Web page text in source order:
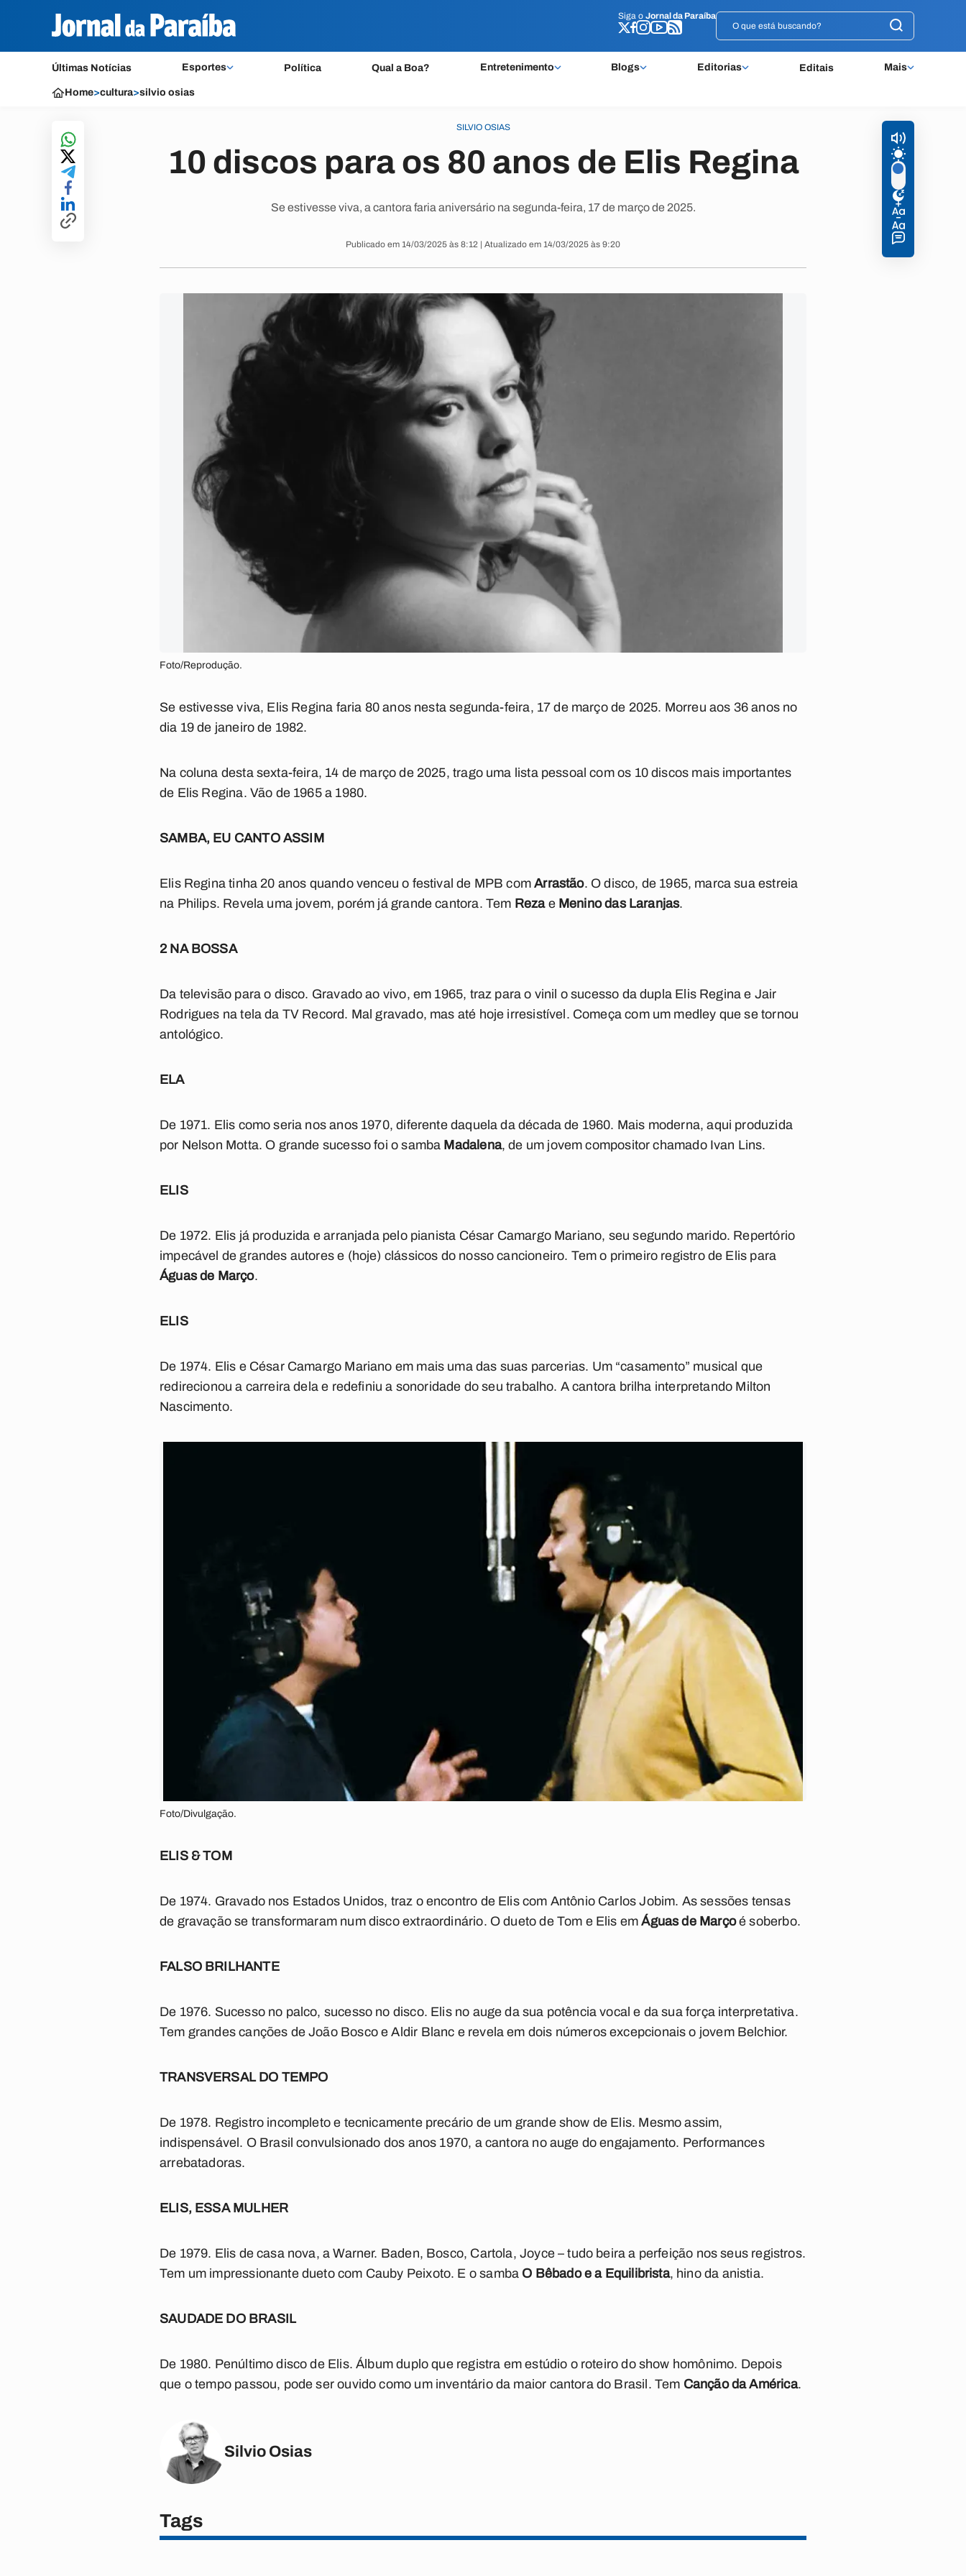
Siga o Jornal da Paraíba
Últimas Notícias Esportes Política Qual a Boa? Entretenimento Blogs Editorias Editais Mais
Siga o Jornal da Paraíba
Home>cultura>silvio osias
SILVIO OSIAS
10 discos para os 80 anos de Elis Regina
Se estivesse viva, a cantora faria aniversário na segunda-feira, 17 de março de 2025.
Publicado em 14/03/2025 às 8:12 | Atualizado em 14/03/2025 às 9:20
Foto/Reprodução.
Se estivesse viva, Elis Regina faria 80 anos nesta segunda-feira, 17 de março de 2025. Morreu aos 36 anos no
dia 19 de janeiro de 1982.
Na coluna desta sexta-feira, 14 de março de 2025, trago uma lista pessoal com os 10 discos mais importantes
de Elis Regina. Vão de 1965 a 1980.
SAMBA, EU CANTO ASSIM
Elis Regina tinha 20 anos quando venceu o festival de MPB comArrastão. O disco, de 1965, marca sua estreia
na Philips. Revela uma jovem, porém já grande cantora. Tem Rezae Menino das Laranjas.
2 NA BOSSA
Da televisão para o disco. Gravado ao vivo, em 1965, traz para o vinil o sucesso da dupla Elis Regina e Jair
Rodrigues na tela da TV Record. Mal gravado, mas até hoje irresistível. Começa com um medley que se tornou
antológico.
ELA
De 1971. Elis como seria nos anos 1970, diferente daquela da década de 1960. Mais moderna, aqui produzida
por Nelson Motta. O grande sucesso foi o samba Madalena, de um jovem compositor chamado Ivan Lins.
ELIS
De 1972. Elis já produzida e arranjada pelo pianista César Camargo Mariano, seu segundo marido. Repertório
impecável de grandes autores e (hoje) clássicos do nosso cancioneiro. Tem o primeiro registro de Elis para
Águas de Março.
ELIS
De 1974. Elis e César Camargo Mariano em mais uma das suas parcerias. Um “casamento” musical que
redirecionou a carreira dela e redefiniu a sonoridade do seu trabalho. A cantora brilha interpretando Milton
Nascimento.
Foto/Divulgação.
ELIS & TOM
De 1974. Gravado nos Estados Unidos, traz o encontro de Elis com Antônio Carlos Jobim. As sessões tensas
de gravação se transformaram num disco extraordinário. O dueto de Tom e Elis emÁguas de Marçoé soberbo.
FALSO BRILHANTE
De 1976. Sucesso no palco, sucesso no disco. Elis no auge da sua potência vocal e da sua força interpretativa.
Tem grandes canções de João Bosco e Aldir Blanc e revela em dois números excepcionais o jovem Belchior.
TRANSVERSAL DO TEMPO
De 1978. Registro incompleto e tecnicamente precário de um grande show de Elis. Mesmo assim,
indispensável. O Brasil convulsionado dos anos 1970, a cantora no auge do engajamento. Performances
arrebatadoras.
ELIS, ESSA MULHER
De 1979. Elis de casa nova, a Warner. Baden, Bosco, Cartola, Joyce – tudo beira a perfeição nos seus registros.
Tem um impressionante dueto com Cauby Peixoto. E o samba O Bêbado e a Equilibrista, hino da anistia.
SAUDADE DO BRASIL
De 1980. Penúltimo disco de Elis. Álbum duplo que registra em estúdio o roteiro do show homônimo. Depois
que o tempo passou, pode ser ouvido como um inventário da maior cantora do Brasil. Tem Canção da América.
Silvio Osias
Tags